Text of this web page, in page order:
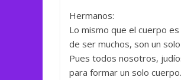
Hermanos:
Lo mismo que el cuerpo
de ser muchos, son un
Pues todos nosotros,
para formar un solo